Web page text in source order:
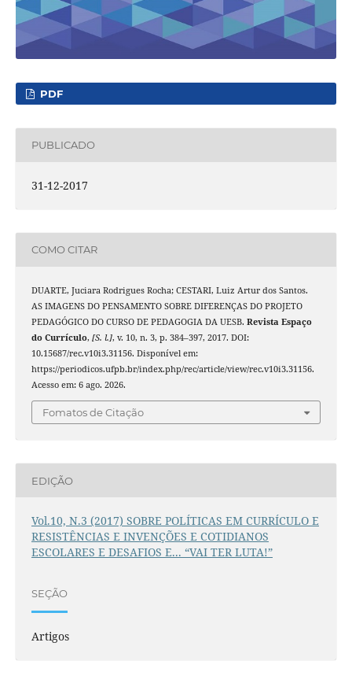
PDF
PUBLICADO
31-12-2017
COMO CITAR
DUARTE, Juciara Rodrigues Rocha; CESTARI, Luiz Artur dos Santos.
AS IMAGENS DO PENSAMENTO SOBRE DIFERENÇAS DO PROJETO
PEDAGÓGICO DO CURSO DE PEDAGOGIA DA UESB. Revista Espaço
do Currículo, [S. l.], v. 10, n. 3, p. 384–397, 2017. DOI:
10.15687/rec.v10i3.31156. Disponível em:
https://periodicos.ufpb.br/index.php/rec/article/view/rec.v10i3.31156.
Acesso em: 6 ago. 2026.
Fomatos de Citação
EDIÇÃO
Vol.10, N.3 (2017) SOBRE POLÍTICAS EM CURRÍCULO E
RESISTÊNCIAS E INVENÇÕES E COTIDIANOS
ESCOLARES E DESAFIOS E... “VAI TER LUTA!”
SEÇÃO
Artigos